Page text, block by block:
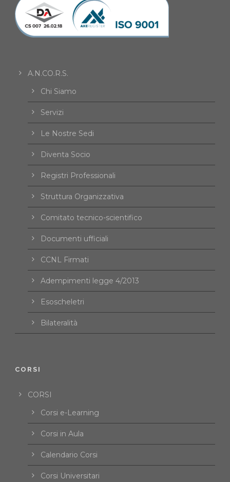
A.N.CO.R.S.
Chi Siamo
Servizi
Le Nostre Sedi
Diventa Socio
Registri Professionali
Struttura Organizzativa
Comitato tecnico-scientifico
Documenti ufficiali
CCNL Firmati
Adempimenti legge 4/2013
Esoscheletri
Bilateralità
CORSI
CORSI
Corsi e-Learning
Corsi in Aula
Calendario Corsi
Corsi Universitari